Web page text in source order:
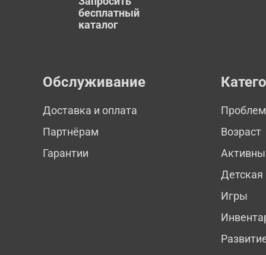
бесплатный
каталог
Обслуживание
Доставка и оплата
Партнёрам
Гарантии
Возраст
Детская
Игры